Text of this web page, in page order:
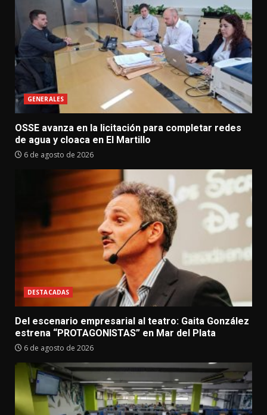
GENERALES
OSSE avanza en la licitación para completar redes
de agua y cloaca en El Martillo
6 de agosto de 2026
DESTACADAS
Del escenario empresarial al teatro: Gaita González
estrena “PROTAGONISTAS” en Mar del Plata
6 de agosto de 2026